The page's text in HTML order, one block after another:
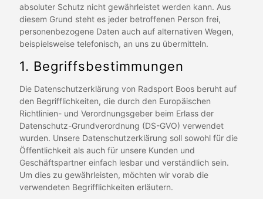
absoluter Schutz nicht gewährleistet werden kann. Aus
diesem Grund steht es jeder betroffenen Person frei,
personenbezogene Daten auch auf alternativen Wegen,
beispielsweise telefonisch, an uns zu übermitteln.
1. Begriffsbestimmungen
Die Datenschutzerklärung von Radsport Boos beruht auf
den Begrifflichkeiten, die durch den Europäischen
Richtlinien- und Verordnungsgeber beim Erlass der
Datenschutz-Grundverordnung (DS-GVO) verwendet
wurden. Unsere Datenschutzerklärung soll sowohl für die
Öffentlichkeit als auch für unsere Kunden und
Geschäftspartner einfach lesbar und verständlich sein.
Um dies zu gewährleisten, möchten wir vorab die
verwendeten Begrifflichkeiten erläutern.